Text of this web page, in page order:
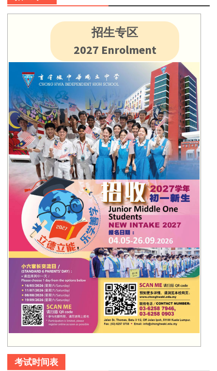
招生专区
2027 Enrolment
考试时间表